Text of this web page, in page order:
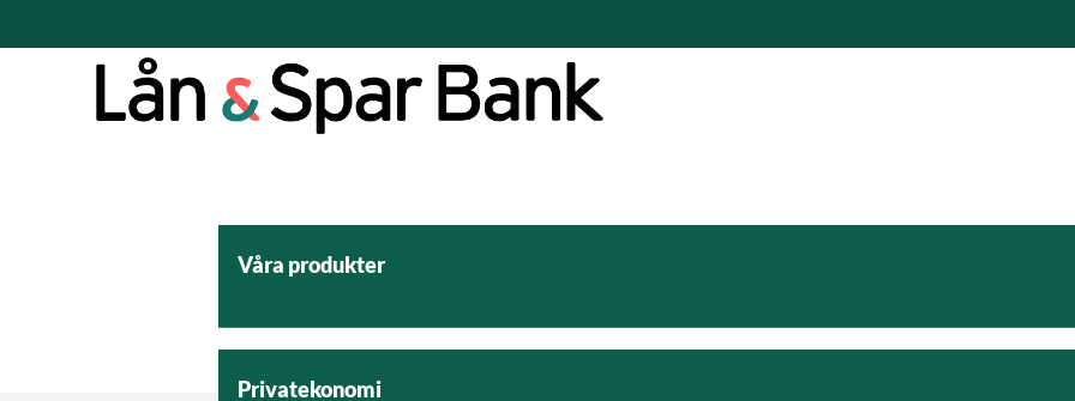
Våra produkter
Privatekonomi